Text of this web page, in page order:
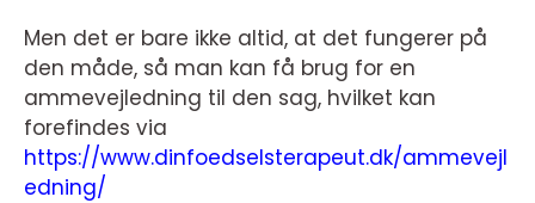
Men det er bare ikke altid, at det fungerer på
den måde, så man kan få brug for en
ammevejledning til den sag, hvilket kan
forefindes via
https://www.dinfoedselsterapeut.dk/ammevejl
edning/